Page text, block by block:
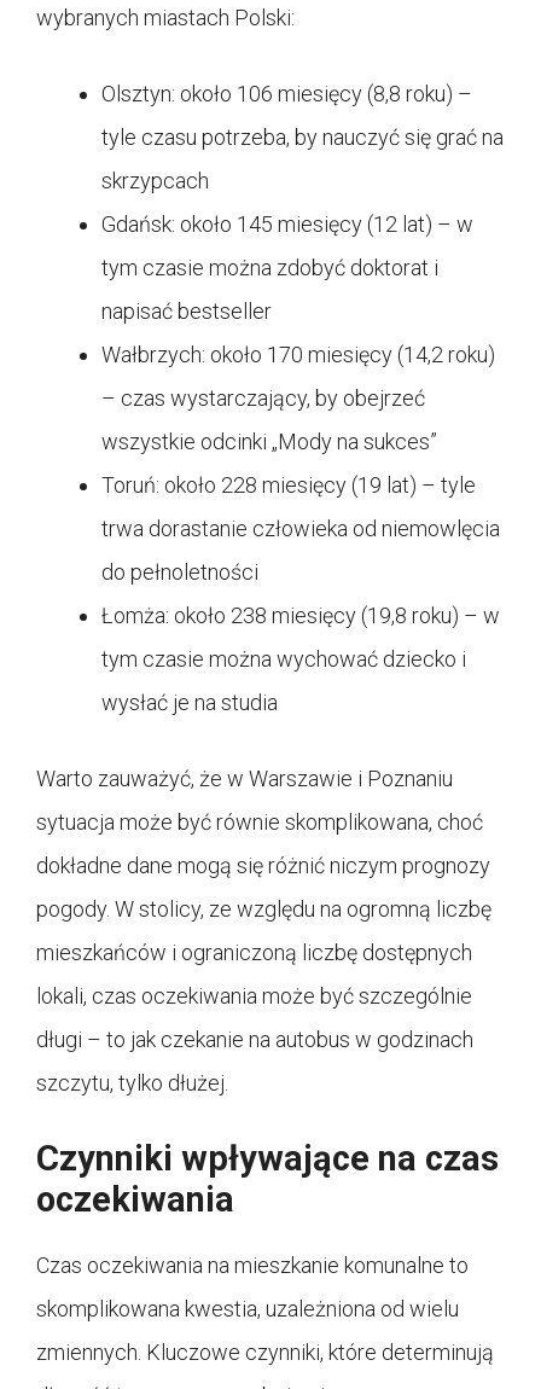
wybranych miastach Polski:
Olsztyn: około 106 miesięcy (8,8 roku) –
tyle czasu potrzeba, by nauczyć się grać na
skrzypcach
Gdańsk: około 145 miesięcy (12 lat) – w
tym czasie można zdobyć doktorat i
napisać bestseller
Wałbrzych: około 170 miesięcy (14,2 roku)
– czas wystarczający, by obejrzeć
wszystkie odcinki „Mody na sukces”
Toruń: około 228 miesięcy (19 lat) – tyle
trwa dorastanie człowieka od niemowlęcia
do pełnoletności
Łomża: około 238 miesięcy (19,8 roku) – w
tym czasie można wychować dziecko i
wysłać je na studia
Warto zauważyć, że w Warszawie i Poznaniu
sytuacja może być równie skomplikowana, choć
dokładne dane mogą się różnić niczym prognozy
pogody. W stolicy, ze względu na ogromną liczbę
mieszkańców i ograniczoną liczbę dostępnych
lokali, czas oczekiwania może być szczególnie
długi – to jak czekanie na autobus w godzinach
szczytu, tylko dłużej.
Czynniki wpływające na czas
oczekiwania
Czas oczekiwania na mieszkanie komunalne to
skomplikowana kwestia, uzależniona od wielu
zmiennych. Kluczowe czynniki, które determinują